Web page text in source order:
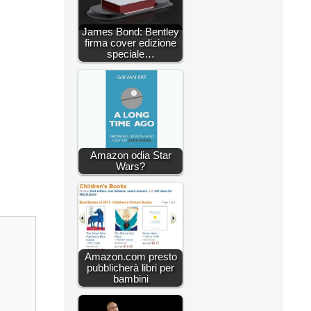
James Bond: Bentley
firma cover edizione
speciale…
Amazon odia Star
Wars?
Amazon.com presto
pubblicherà libri per
bambini